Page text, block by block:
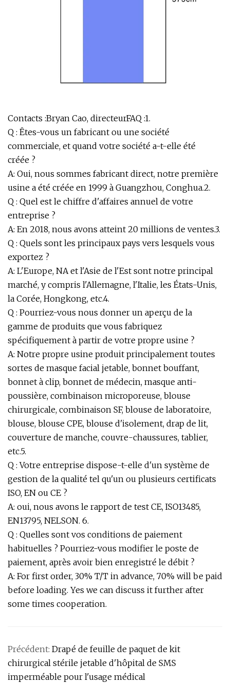
Contacts :Bryan Cao, directeurFAQ :1.
Q : Êtes-vous un fabricant ou une société
commerciale, et quand votre société a-t-elle été
créée ?
A: Oui, nous sommes fabricant direct, notre première
usine a été créée en 1999 à Guangzhou, Conghua.2.
Q : Quel est le chiffre d'affaires annuel de votre
entreprise ?
A: En 2018, nous avons atteint 20 millions de ventes.3.
Q : Quels sont les principaux pays vers lesquels vous
exportez ?
A: L'Europe, NA et l'Asie de l'Est sont notre principal
marché, y compris l'Allemagne, l'Italie, les États-Unis,
la Corée, Hongkong, etc.4.
Q : Pourriez-vous nous donner un aperçu de la
gamme de produits que vous fabriquez
spécifiquement à partir de votre propre usine ?
A: Notre propre usine produit principalement toutes
sortes de masque facial jetable, bonnet bouffant,
bonnet à clip, bonnet de médecin, masque anti-
poussière, combinaison microporeuse, blouse
chirurgicale, combinaison SF, blouse de laboratoire,
blouse, blouse CPE, blouse d'isolement, drap de lit,
couverture de manche, couvre-chaussures, tablier,
etc.5.
Q : Votre entreprise dispose-t-elle d'un système de
gestion de la qualité tel qu'un ou plusieurs certificats
ISO, EN ou CE ?
A: oui, nous avons le rapport de test CE, ISO13485,
EN13795, NELSON. 6.
Q : Quelles sont vos conditions de paiement
habituelles ? Pourriez-vous modifier le poste de
paiement, après avoir bien enregistré le débit ?
A: For first order, 30% T/T in advance, 70% will be paid
before loading. Yes we can discuss it further after
some times cooperation.
Précédent: Drapé de feuille de paquet de kit
chirurgical stérile jetable d'hôpital de SMS
imperméable pour l'usage médical